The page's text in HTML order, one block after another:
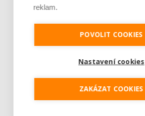
reklam.
POVOLIT COOKIES
Nastavení cookies
ZAKÁZAT COOKIES